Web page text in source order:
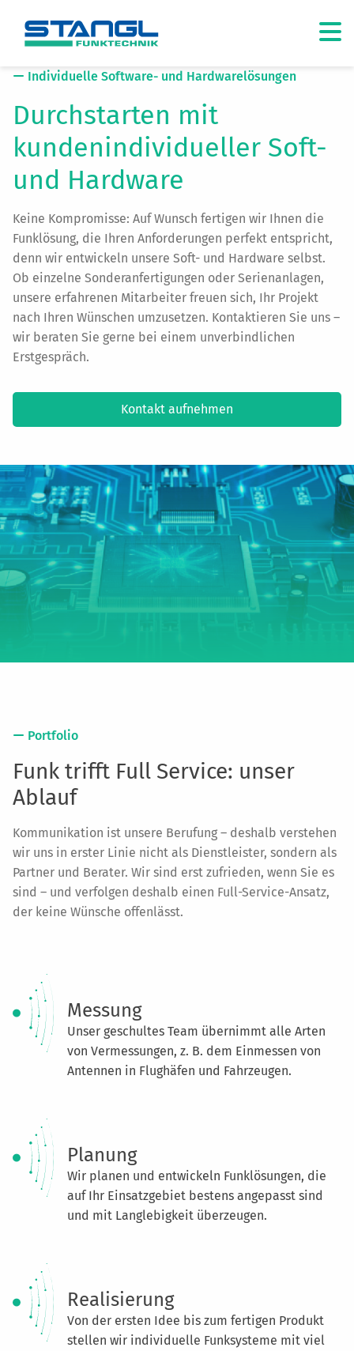
Individuelle Software- und Hardwarelösungen
Durchstarten mit
kundenindividueller Soft-
und Hardware
Keine Kompromisse: Auf Wunsch fertigen wir Ihnen die
Funklösung, die Ihren Anforderungen perfekt entspricht,
denn wir entwickeln unsere Soft- und Hardware selbst.
Ob einzelne Sonderanfertigungen oder Serienanlagen,
unsere erfahrenen Mitarbeiter freuen sich, Ihr Projekt
nach Ihren Wünschen umzusetzen. Kontaktieren Sie uns –
wir beraten Sie gerne bei einem unverbindlichen
Erstgespräch.
Kontakt aufnehmen
Portfolio
Funk trifft Full Service: unser
Ablauf
Kommunikation ist unsere Berufung – deshalb verstehen
wir uns in erster Linie nicht als Dienstleister, sondern als
Partner und Berater. Wir sind erst zufrieden, wenn Sie es
sind – und verfolgen deshalb einen Full-Service-Ansatz,
der keine Wünsche offenlässt.
Messung
Unser geschultes Team übernimmt alle Arten
von Vermessungen, z. B. dem Einmessen von
Antennen in Flughäfen und Fahrzeugen.
Planung
Wir planen und entwickeln Funklösungen, die
auf Ihr Einsatzgebiet bestens angepasst sind
und mit Langlebigkeit überzeugen.
Realisierung
Von der ersten Idee bis zum fertigen Produkt
stellen wir individuelle Funksysteme mit viel